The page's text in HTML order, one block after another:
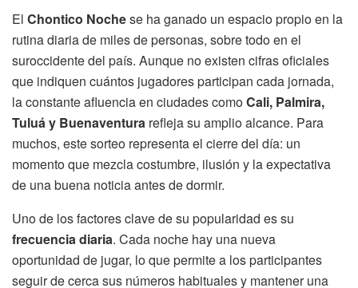
El Chontico Nochese ha ganado un espacio propio en la
rutina diaria de miles de personas, sobre todo en el
suroccidente del país. Aunque no existen cifras oficiales
que indiquen cuántos jugadores participan cada jornada,
la constante afluencia en ciudades comoCali, Palmira,
Tuluá y Buenaventura refleja su amplio alcance. Para
muchos, este sorteo representa el cierre del día: un
momento que mezcla costumbre, ilusión y la expectativa
de una buena noticia antes de dormir.
Uno de los factores clave de su popularidad es su
frecuencia diaria. Cada noche hay una nueva
oportunidad de jugar, lo que permite a los participantes
seguir de cerca sus números habituales y mantener una